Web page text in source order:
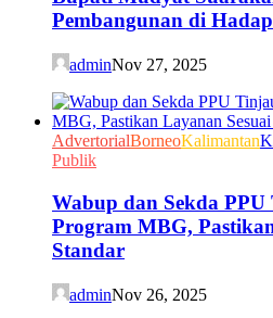
Pembangunan di
adminNov 27, 2025
AdvertorialBorneoKalimantan
Publik
Wabup dan Sekda
Program MBG,
Standar
adminNov 26, 2025